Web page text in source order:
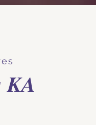
KA